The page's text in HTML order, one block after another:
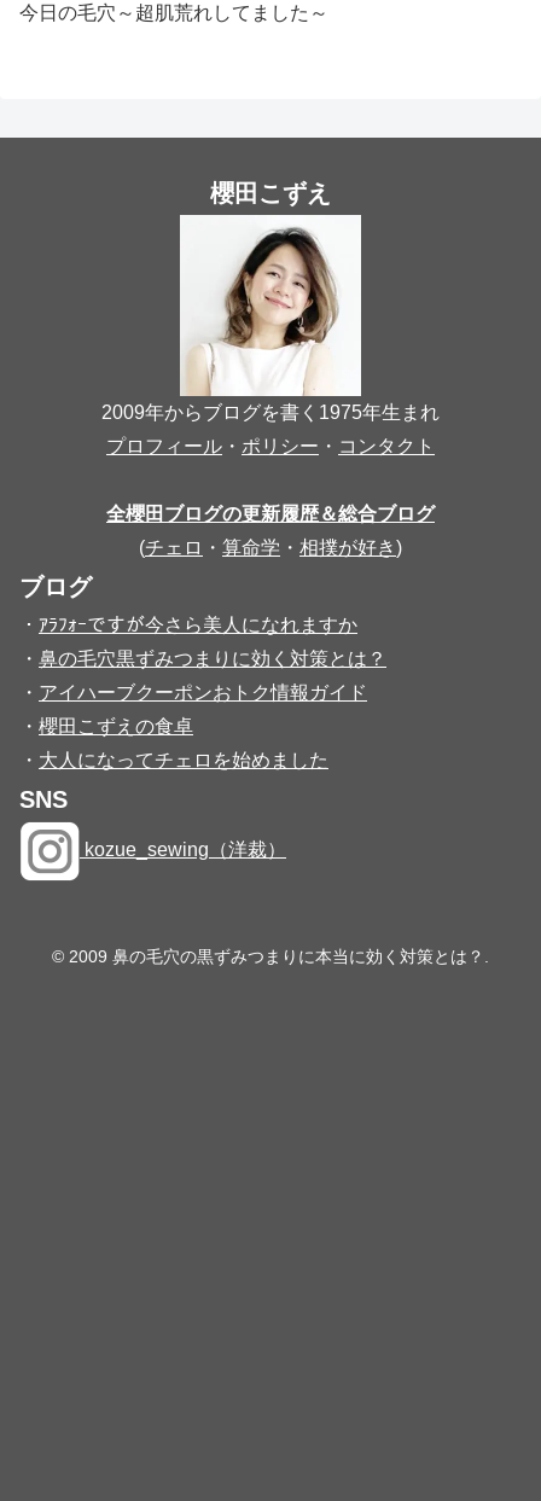
今日の毛穴～超肌荒れしてました～
櫻田こずえ
2009年からブログを書く1975年生まれ
プロフィール ・ ポリシー ・ コンタクト
全櫻田ブログの更新履歴＆総合ブログ
(チェロ ・ 算命学 ・ 相撲が好き)
ブログ
・ ｱﾗﾌｫｰですが今さら美人になれますか
・ 鼻の毛穴黒ずみつまりに効く対策とは？
・ アイハーブクーポンおトク情報ガイド
・ 櫻田こずえの食卓
・ 大人になってチェロを始めました
SNS
kozue_sewing（洋裁）
© 2009 鼻の毛穴の黒ずみつまりに本当に効く対策とは？.